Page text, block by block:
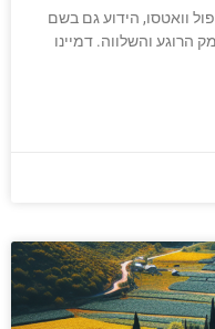
וואטסו, הידוע גם בשם
הרוגע והשלווה. דמיינו